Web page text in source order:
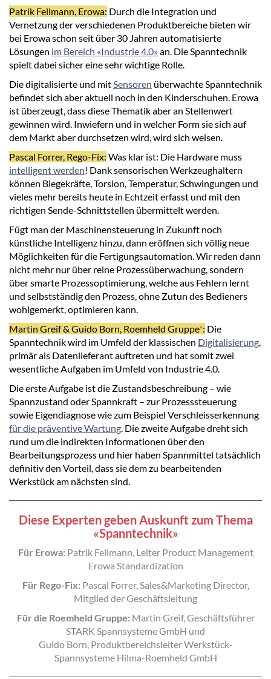
Patrik Fellmann, Erowa: Durch die Integration und
Vernetzung der verschiedenen Produktbereiche bieten wir
bei Erowa schon seit über 30 Jahren automatisierte
Lösungen im Bereich «Industrie 4.0»an. Die Spanntechnik
spielt dabei sicher eine sehr wichtige Rolle.
Die digitalisierte und mitSensoren überwachte Spanntechnik
befindet sich aber aktuell noch in den Kinderschuhen. Erowa
ist überzeugt, dass diese Thematik aber an Stellenwert
gewinnen wird. Inwiefern und in welcher Form sie sich auf
dem Markt aber durchsetzen wird, wird sich weisen.
Pascal Forrer, Rego-Fix: Was klar ist: Die Hardware muss
intelligent werden! Dank sensorischen Werkzeughaltern
können Biegekräfte, Torsion, Temperatur, Schwingungen und
vieles mehr bereits heute in Echtzeit erfasst und mit den
richtigen Sende-Schnittstellen übermittelt werden.
Fügt man der Maschinensteuerung in Zukunft noch
künstliche Intelligenz hinzu, dann eröffnen sich völlig neue
Möglichkeiten für die Fertigungsautomation. Wir reden dann
nicht mehr nur über reine Prozessüberwachung, sondern
über smarte Prozessoptimierung, welche aus Fehlern lernt
und selbstständig den Prozess, ohne Zutun des Bedieners
wohlgemerkt, optimieren kann.
Martin Greif & Guido Born, Roemheld Gruppe*: Die
Spanntechnik wird im Umfeld der klassischen Digitalisierung,
primär als Datenlieferant auftreten und hat somit zwei
wesentliche Aufgaben im Umfeld von Industrie 4.0.
Die erste Aufgabe ist die Zustandsbeschreibung – wie
Spannzustand oder Spannkraft – zur Prozesssteuerung
sowie Eigendiagnose wie zum Beispiel Verschleisserkennung
für die präventive Wartung. Die zweite Aufgabe dreht sich
rund um die indirekten Informationen über den
Bearbeitungsprozess und hier haben Spannmittel tatsächlich
definitiv den Vorteil, dass sie dem zu bearbeitenden
Werkstück am nächsten sind.
Diese Experten geben Auskunft zum Thema
«Spanntechnik»
Für Erowa: Patrik Fellmann, Leiter Product Management
Erowa Standardization
Für Rego-Fix: Pascal Forrer, Sales&Marketing Director,
Mitglied der Geschäftsleitung
Für die Roemheld Gruppe: Martin Greif, Geschäftsführer
STARK Spannsysteme GmbH und
Guido Born, Produktbereichsleiter Werkstück-
Spannsysteme Hilma-Roemheld GmbH